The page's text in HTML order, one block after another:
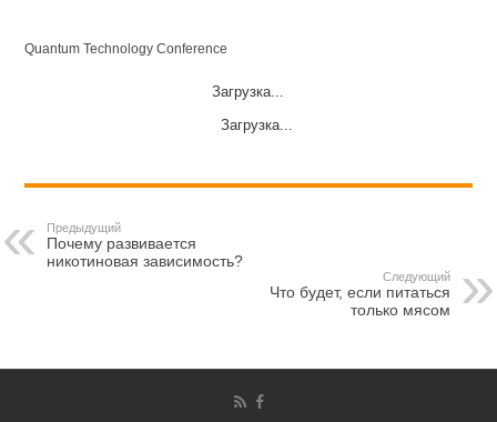
Quantum Technology Conference
Загрузка...
Загрузка...
Предыдущий
Почему развивается
никотиновая зависимость?
Следующий
Что будет, если питаться
только мясом